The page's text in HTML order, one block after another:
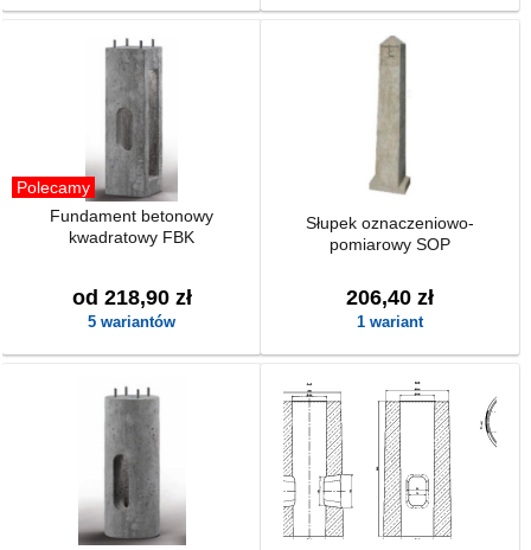
Polecamy
Fundament betonowy
kwadratowy FBK
od 218,90 zł
5 wariantów
Słupek oznaczeniowo-
pomiarowy SOP
206,40 zł
1 wariant